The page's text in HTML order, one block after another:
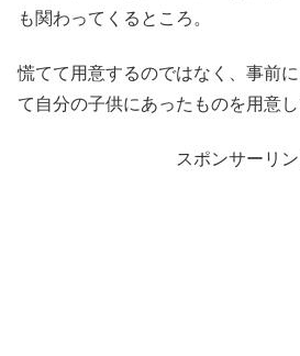
も関わってくるところ。
慌てて用意するのではなく、事前
て自分の子供にあったものを用意し
スポンサーリン